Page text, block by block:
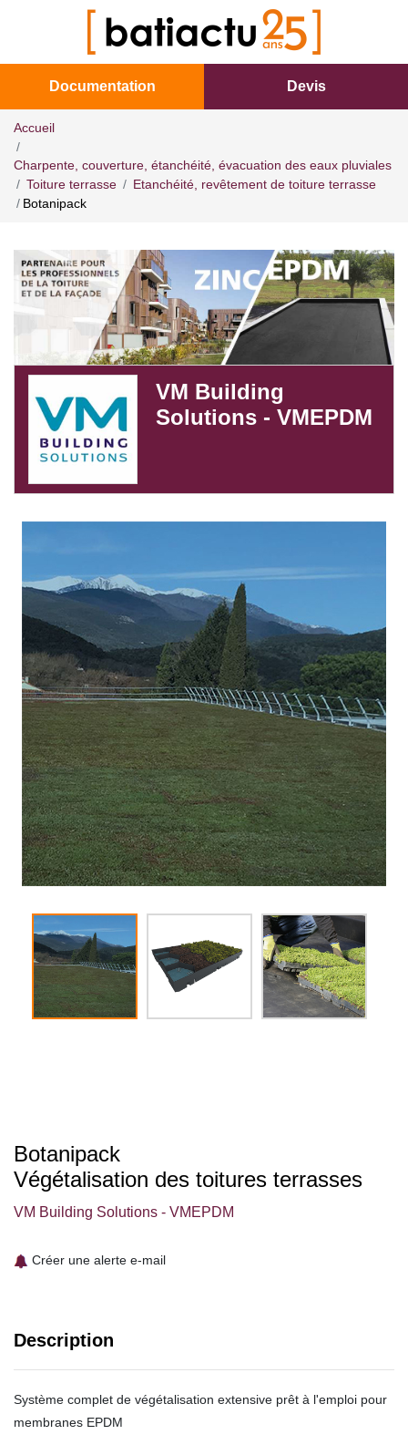
Documentation Devis
Accueil
Charpente, couverture, étanchéité, évacuation des eaux pluviales
Toiture terrasse
Etanchéité, revêtement de toiture terrasse
Botanipack
VM Building
Solutions - VMEPDM
Botanipack
Végétalisation des toitures terrasses
VM Building Solutions - VMEPDM
Créer une alerte e-mail
Description
Système complet de végétalisation extensive prêt à l'emploi pour
membranes EPDM